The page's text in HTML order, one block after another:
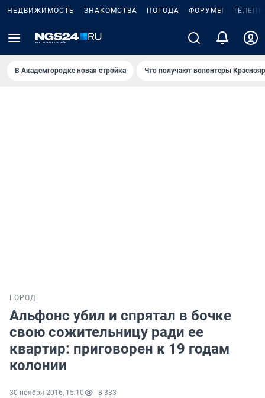
НЕДВИЖИМОСТЬ ЗНАКОМСТВА ПОГОДА ФОРУМЫ
В Академгородке новая стройка Что получают волонтеры
ГОРОД
Альфонс убил и спрятал в бочке
свою сожительницу ради ее
квартир: приговорен к 19 годам
колонии
30 ноября 2016, 15:10 8 333